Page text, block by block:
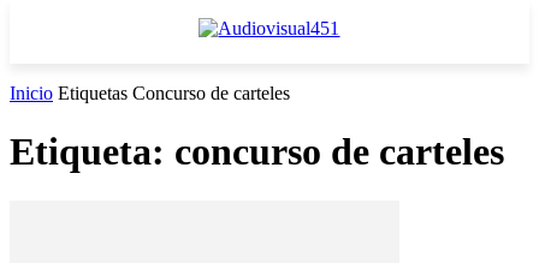
Inicio Etiquetas Concurso de carteles
Etiqueta: concurso de carteles